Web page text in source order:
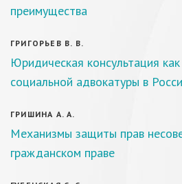
преимущества
ГРИГОРЬЕВ В. В.
Юридическая консультация
социальной адвокатуры в
ГРИШИНА А. А.
Механизмы защиты прав
гражданском праве